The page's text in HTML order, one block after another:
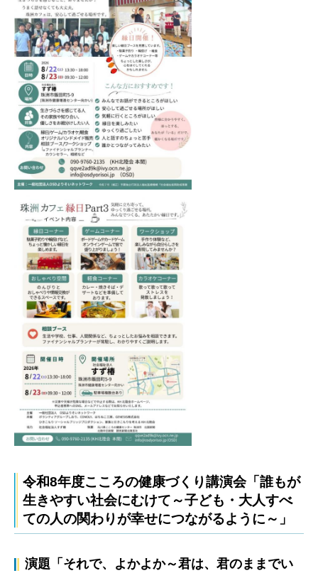
令和8年度こころの健康づくり講演会「誰もが
生きやすい社会にむけて～子ども・大人すべ
ての人の関わりが幸せにつながるように～」
演題「それで、よかよか～君は、君のままでい